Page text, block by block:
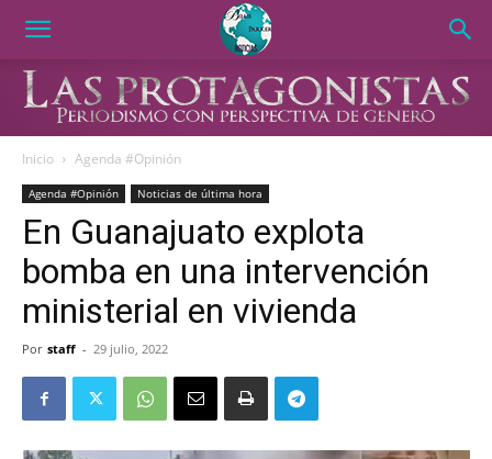
Inicio Agenda #Opinión
Agenda #Opinión Noticias de última hora
En Guanajuato explota
bomba en una intervención
ministerial en vivienda
Por staff - 29 julio, 2022